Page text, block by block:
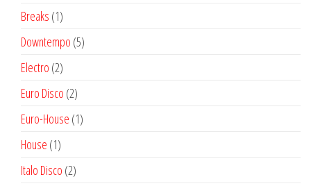
Breaks 11
producto
Downtempo 55
Electro 22
productos
Euro Disco 22
productos
Euro-House 11
House 11
producto
Italo Disco 22